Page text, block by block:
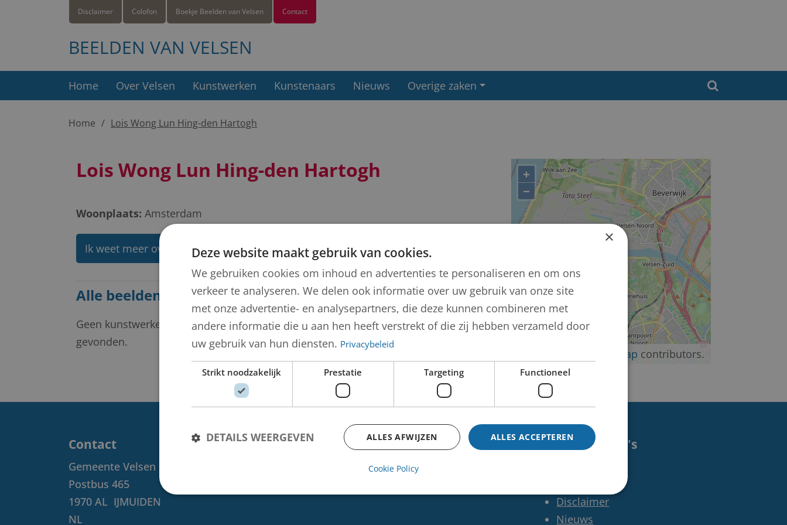
Contact
Boekje Beelden van Velsen
Colofon
Disclaimer
BEELDEN VAN VELSEN
Home Over Velsen Kunstwerken Kunstenaars Nieuws Overige zaken
Home Lois Wong Lun Hing-den Hartogh
Lois Wong Lun Hing-den Hartogh
Woonplaats: Amsterdam
Ik weet meer over deze kunstenaar
Alle beelden van Lois Wong Lun Hing-den Hartogh
Geen kunstwerken
gevonden.
+
−
OpenStreetMap contributors.
Contact
Gemeente Velsen
Postbus 465
1970 AL IJMUIDEN
NL
Socials Handige pagina's
Disclaimer
Nieuws
×
Deze website maakt gebruik van cookies.
We gebruiken cookies om inhoud en advertenties te personaliseren en om ons
verkeer te analyseren. We delen ook informatie over uw gebruik van onze site
met onze advertentie- en analysepartners, die deze kunnen combineren met
andere informatie die u aan hen heeft verstrekt of die zij hebben verzameld door
uw gebruik van hun diensten. Privacybeleid
Strikt noodzakelijk Prestatie Targeting Functioneel
ALLES ACCEPTEREN
ALLES AFWIJZEN
DETAILS WEERGEVEN
Cookie Policy